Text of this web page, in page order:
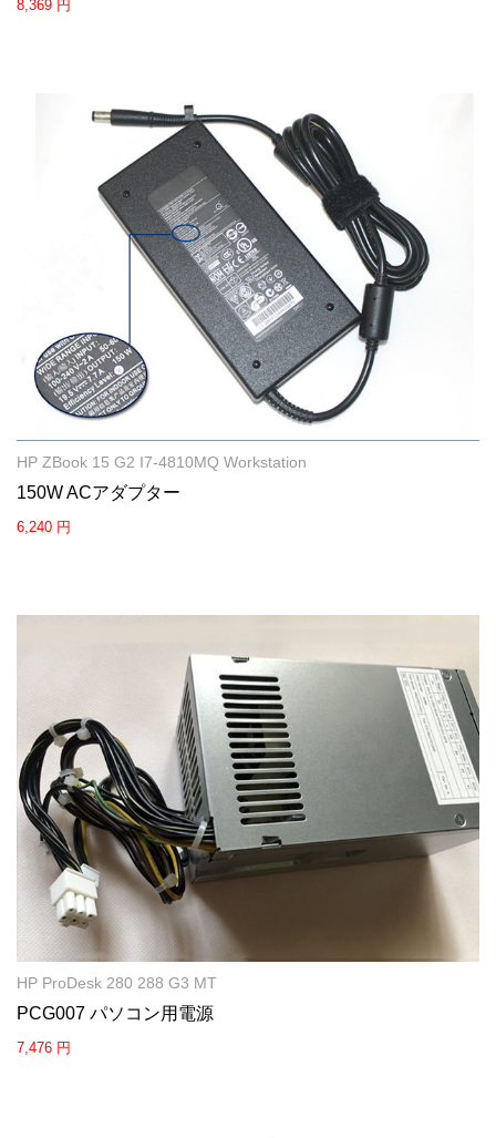
8,369 円
HP ZBook 15 G2 I7-4810MQ Workstation
150W ACアダプター
6,240 円
HP ProDesk 280 288 G3 MT
PCG007 パソコン用電源
7,476 円